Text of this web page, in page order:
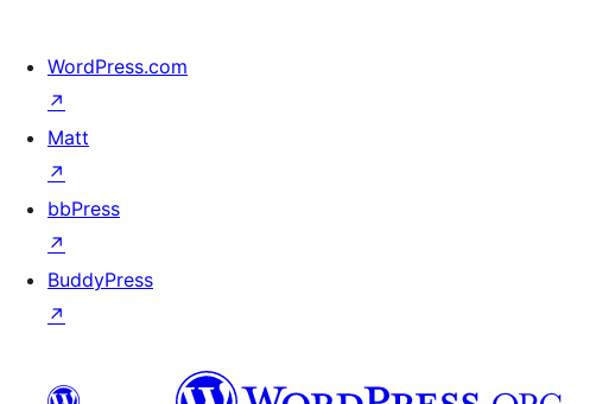
WordPress.com
↗
Matt
↗
bbPress
↗
BuddyPress
↗